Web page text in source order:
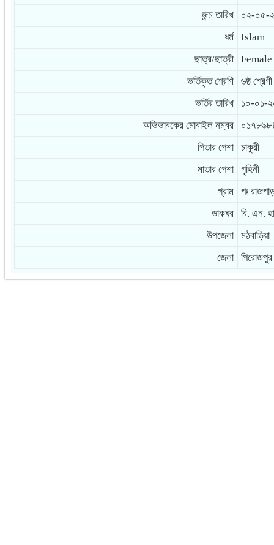
জন্ম তারিখ
০২-০৫-
ধর্ম
Islam
ছাত্র/ছাত্রী
Female
ভর্তিকৃত শ্রেণি
৬ষ্ঠ শ্রেণী
ভর্তির তারিখ
১০-০১-
অভিভাবকের মোবাইল নম্বর
পিতার পেশা
চাকুরী
মাতার পেশা
গৃহিনী
গ্রাম
পঃ
ডাকঘর
বি. এন.
উপজেলা
মঠবাড়িয়া
জেলা
পিরোজপুর